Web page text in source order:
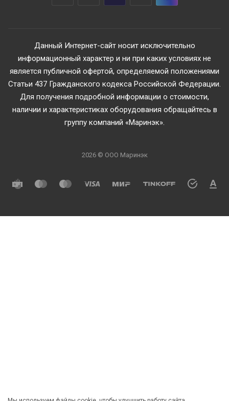
Данный Интернет-сайт носит исключительно
информационный характер и ни при каких условиях не
является публичной офертой, определяемой положениями
Статьи 437 Гражданского кодекса Российской Федерации.
Для получения подробной информации о стоимости,
наличии и характеристиках оборудования обращайтесь в
группу компаний «Маринэк».
2026 © ООО Маринэк